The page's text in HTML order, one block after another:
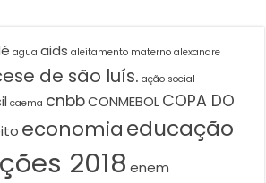
agua aids aleitamento materno alexandre
de são luís. ação social
caema cnbbCONMEBOLCOPA DO
economiaeducação
2018 enem